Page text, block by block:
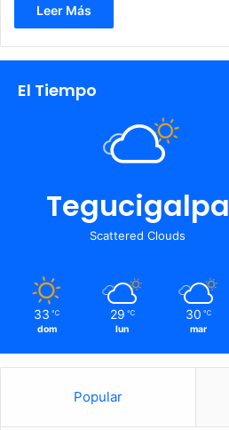
Leer Más
El Tiempo
Tegucigalpa
Scattered Clouds
33 ℃
dom
29 ℃
lun
30 ℃
mar
Popular